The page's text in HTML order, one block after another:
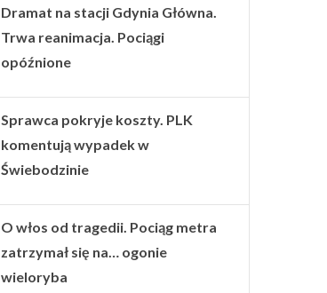
Dramat na stacji Gdynia Główna.
Trwa reanimacja. Pociągi
opóźnione
Sprawca pokryje koszty. PLK
komentują wypadek w
Świebodzinie
O włos od tragedii. Pociąg metra
zatrzymał się na… ogonie
wieloryba